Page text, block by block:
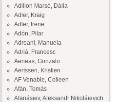
Adillon Marsó, Dàlia
Adler, Kraig
Adler, Irene
Adón, Pilar
Adreani, Manuela
Adrià, Francesc
Aeneas, Gonzalo
Aertssen, Kristien
AF Venable, Colleen
Afán, Tomás
Afanásiev, Aleksandr Nikoláievich